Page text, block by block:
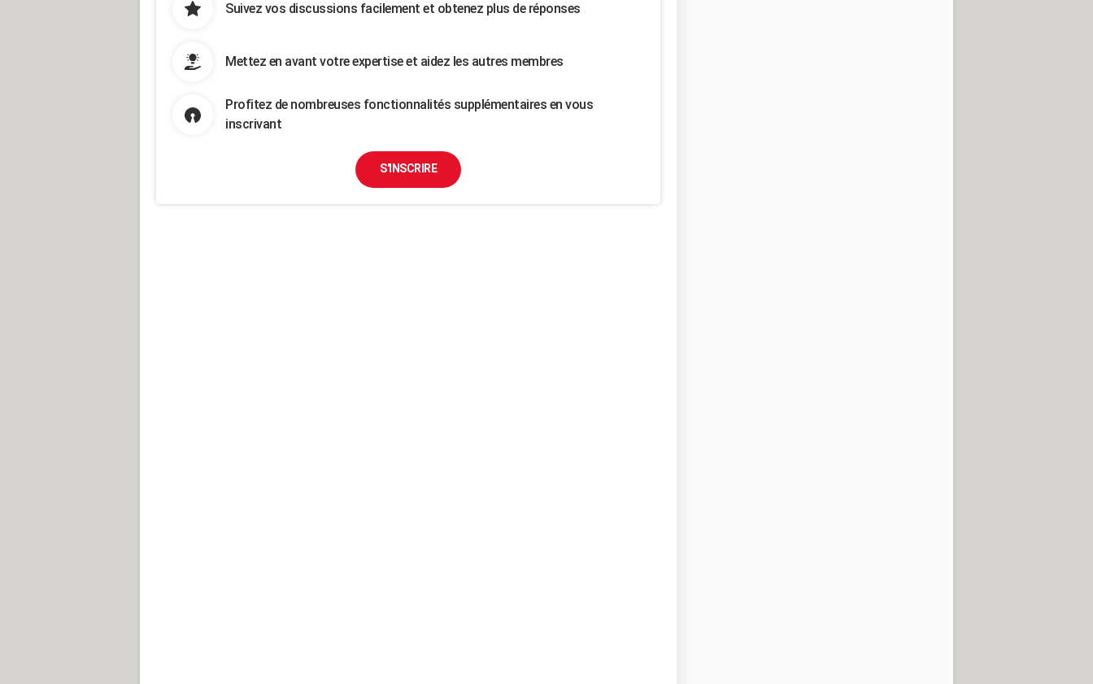
Suivez vos discussions facilement et obtenez plus de réponses
Mettez en avant votre expertise et aidez les autres membres
Profitez de nombreuses fonctionnalités supplémentaires en vous
inscrivant
S'INSCRIRE